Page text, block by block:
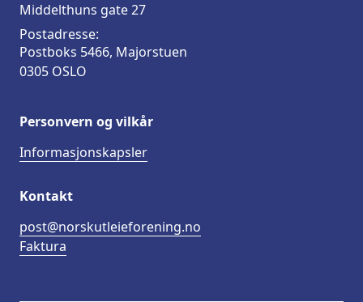
Middelthuns gate 27
Postadresse:
Postboks 5466, Majorstuen
0305 OSLO
Personvern og vilkår
Informasjonskapsler
Kontakt
post@norskutleieforening.no
Faktura